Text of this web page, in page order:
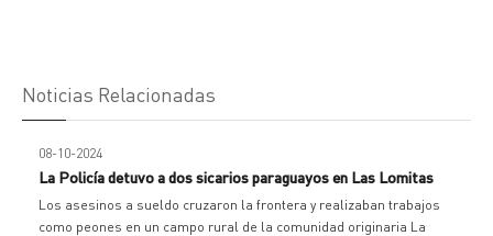
Noticias Relacionadas
08-10-2024
La Policía detuvo a dos sicarios paraguayos en Las Lomitas
Los asesinos a sueldo cruzaron la frontera y realizaban trabajos
como peones en un campo rural de la comunidad originaria La